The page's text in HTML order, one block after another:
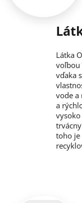
Látka
voľbou
vďaka
vode a
a
toho je